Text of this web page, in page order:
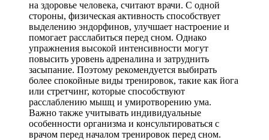
на здоровье человека, считают врачи. С одной
стороны, физическая активность способствует
выделению эндорфинов, улучшает настроение и
помогает расслабиться перед сном. Однако
упражнения высокой интенсивности могут
повысить уровень адреналина и затруднить
засыпание. Поэтому рекомендуется выбирать
более спокойные виды тренировок, такие как йога
или стретчинг, которые способствуют
расслаблению мышц и умиротворению ума.
Важно также учитывать индивидуальные
особенности организма и консультироваться с
врачом перед началом тренировок перед сном.